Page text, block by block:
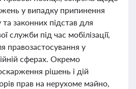
у випадку припинення
законних підстав для
служби під час мобілізації,
правозастосування у
сферах. Окремо
рішень і дій
прав на нерухоме майно,